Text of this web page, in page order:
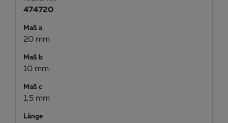
474720
Maß a
20 mm
Maß b
10 mm
Maß c
1,5 mm
Länge